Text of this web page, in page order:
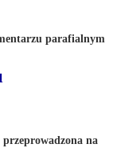
na